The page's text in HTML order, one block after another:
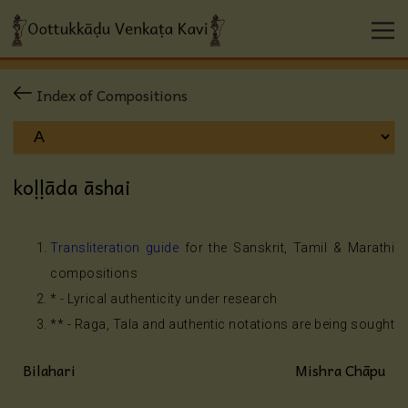
Index of Compositions
koḷḷāda āshai
Transliteration guide for the Sanskrit, Tamil & Marathi
compositions
* - Lyrical authenticity under research
** - Raga, Tala and authentic notations are being sought
Bilahari Mishra Chāpu